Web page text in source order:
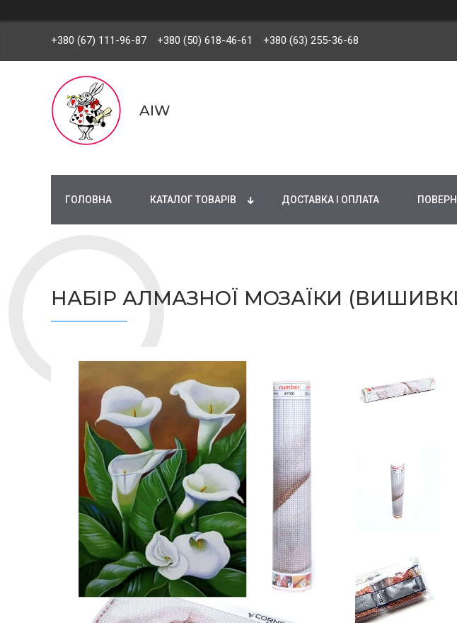
+380 (67) 111-96-87 +380 (50) 618-46-61 +380 (63) 255-36-68
AIW
ГОЛОВНА КАТАЛОГ ТОВАРІВ ДОСТАВКА І ОПЛАТА
НАБІР АЛМАЗНОЇ МОЗАЇКИ (ВИШИВКИ)